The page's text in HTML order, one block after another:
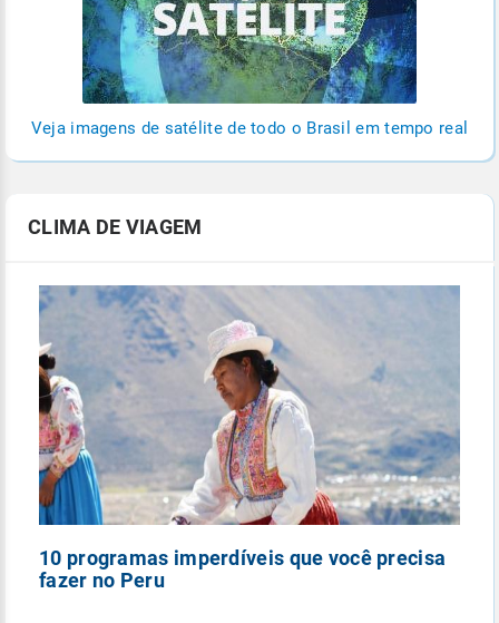
Veja imagens de satélite de todo o Brasil em tempo real
CLIMA DE VIAGEM
10 programas imperdíveis que você precisa
fazer no Peru